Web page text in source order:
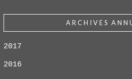
ARCHIVES
2017
2016